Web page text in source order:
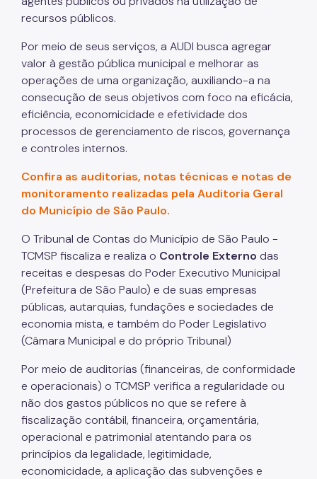
recursos públicos.
Por meio de seus serviços, a AUDI busca agregar
valor à gestão pública municipal e melhorar as
operações de uma organização, auxiliando-a na
consecução de seus objetivos com foco na eficácia,
eficiência, economicidade e efetividade dos
processos de gerenciamento de riscos, governança
e controles internos.
Confira as auditorias, notas técnicas e notas de
monitoramento realizadas pela Auditoria Geral
do Município de São Paulo.
O Tribunal de Contas do Município de São Paulo -
TCMSP fiscaliza e realiza o Controle Externo das
receitas e despesas do Poder Executivo Municipal
(Prefeitura de São Paulo) e de suas empresas
públicas, autarquias, fundações e sociedades de
economia mista, e também do Poder Legislativo
(Câmara Municipal e do próprio Tribunal)
Por meio de auditorias (financeiras, de conformidade
e operacionais) o TCMSP verifica a regularidade ou
não dos gastos públicos no que se refere à
fiscalização contábil, financeira, orçamentária,
operacional e patrimonial atentando para os
princípios da legalidade, legitimidade,
economicidade, a aplicação das subvenções e